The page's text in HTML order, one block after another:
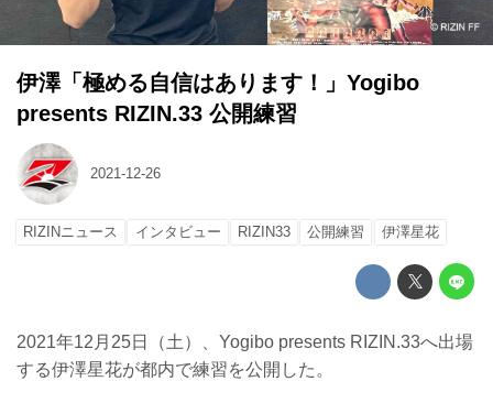
伊澤「極める自信はあります！」Yogibo
presents RIZIN.33 公開練習
2021-12-26
RIZINニュース インタビュー RIZIN33 公開練習 伊澤星花
2021年12月25日（土）、Yogibo presents RIZIN.33へ出場
する伊澤星花が都内で練習を公開した。